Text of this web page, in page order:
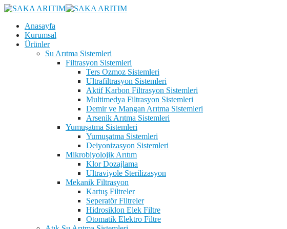
Anasayfa
Kurumsal
Ürünler
Su Arıtma Sistemleri
Filtrasyon Sistemleri
Ters Ozmoz Sistemleri
Ultrafiltrasyon Sistemleri
Aktif Karbon Filtrasyon Sistemleri
Multimedya Filtrasyon Sistemleri
Demir ve Mangan Arıtma Sistemleri
Arsenik Arıtma Sistemleri
Yumuşatma Sistemleri
Yumuşatma Sistemleri
Deiyonizasyon Sistemleri
Mikrobiyolojik Arıtım
Klor Dozajlama
Ultraviyole Sterilizasyon
Mekanik Filtrasyon
Kartuş Filtreler
Seperatör Filtreler
Hidrosiklon Elek Filtre
Otomatik Elektro Filtre